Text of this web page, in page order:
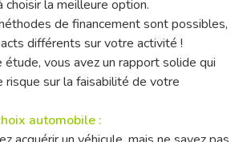
choisir la meilleure option.
de financement sont possibles,
différents sur votre activité !
étude, vous avez un rapport solide qui
risque sur la faisabilité de votre
automobile :